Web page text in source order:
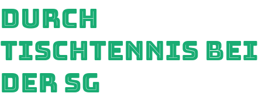
DURCH
TISCHTENNIS BEI
DER SG